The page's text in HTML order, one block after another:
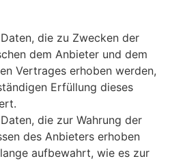
die zu Zwecken der
dem Anbieter und dem
Vertrages erhoben werden,
Erfüllung dieses
die zur Wahrung der
des Anbieters erhoben
aufbewahrt, wie es zur